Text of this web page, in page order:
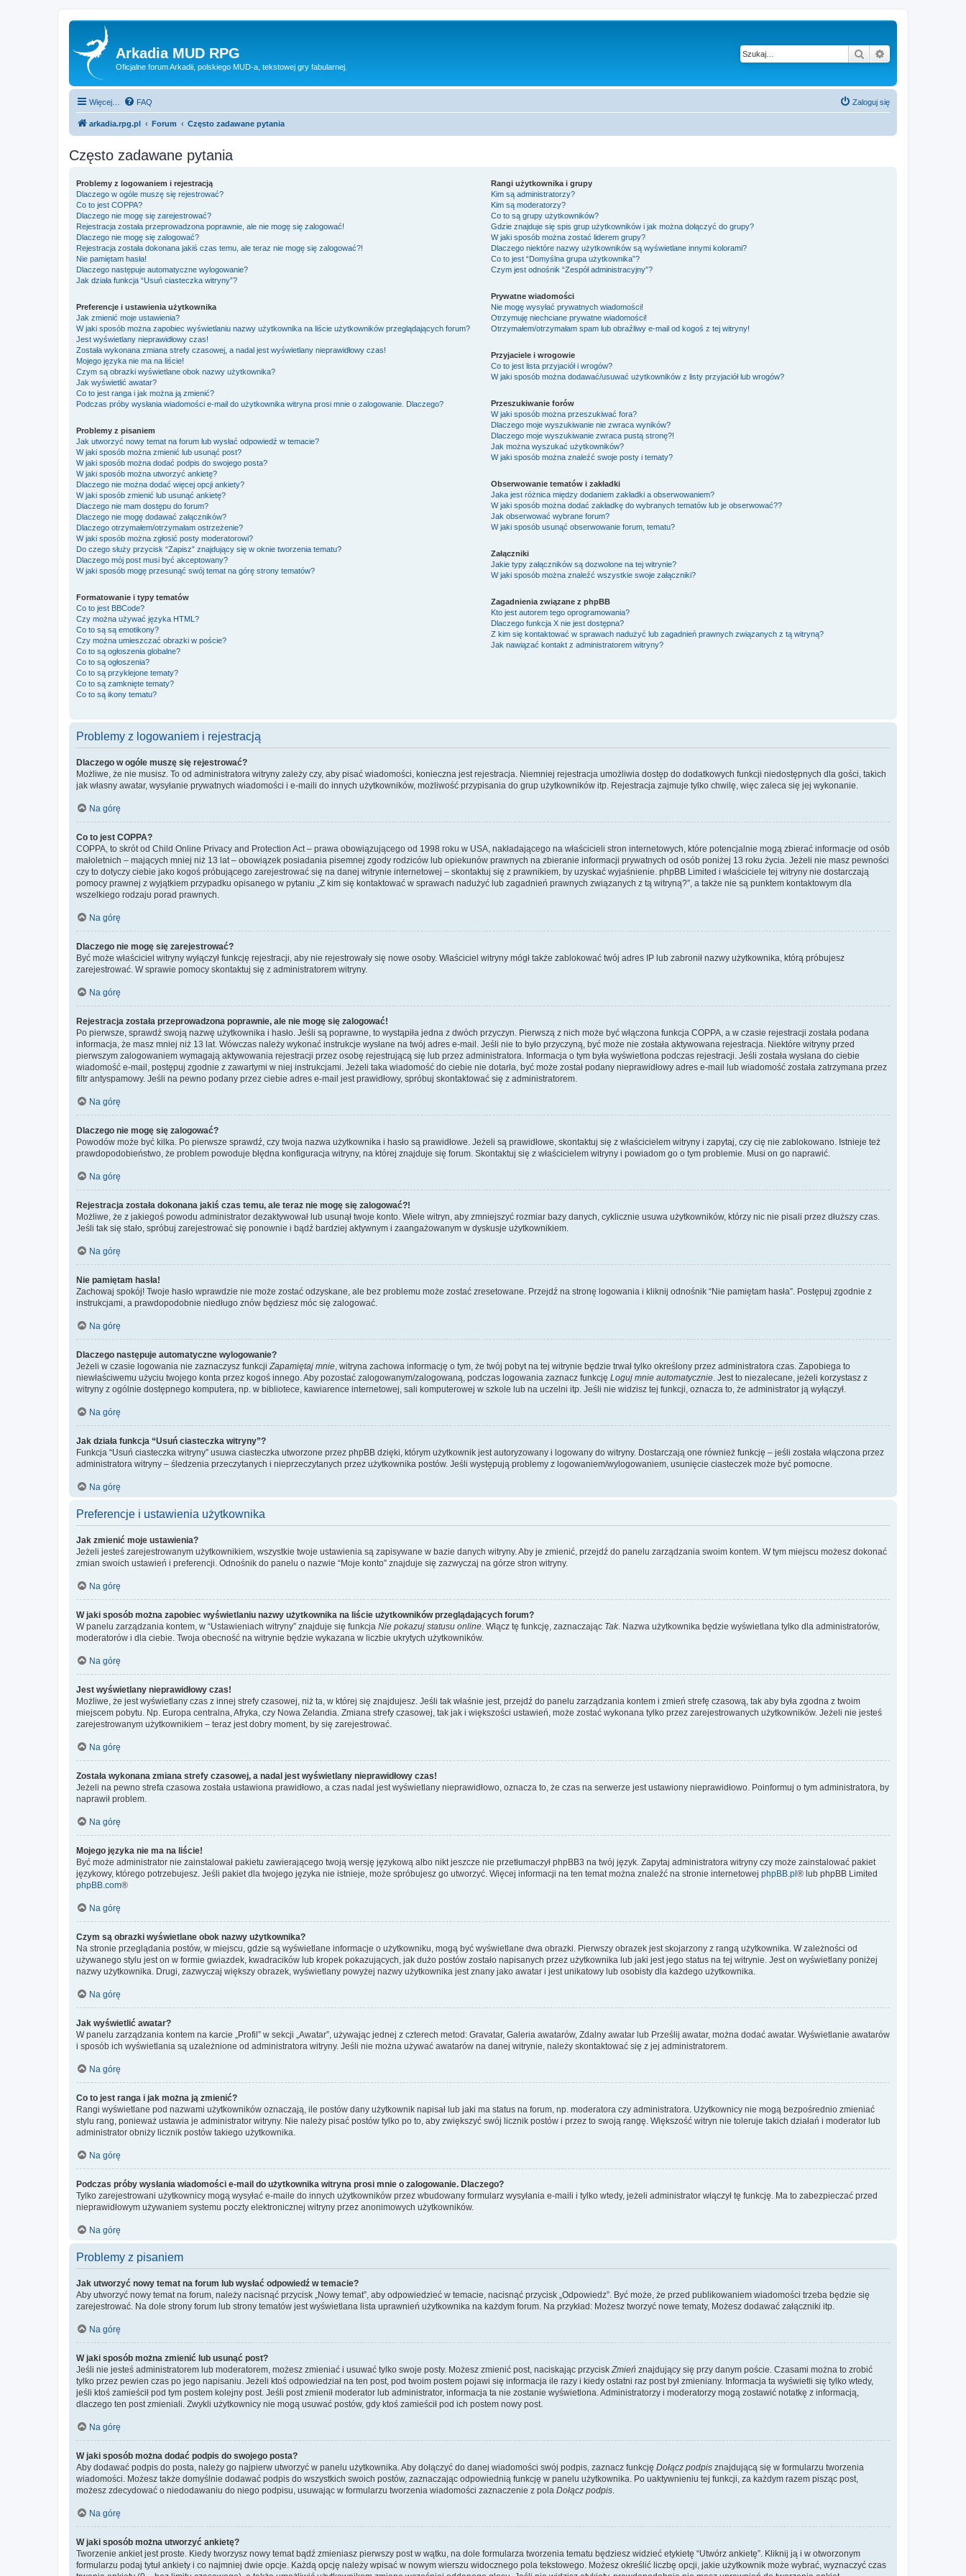
Arkadia MUD RPG
Oficjalne forum Arkadii, polskiego MUD-a, tekstowej gry fabularnej.
Szukaj
Więcej… FAQ Zaloguj się
arkadia.rpg.pl Forum Często zadawane pytania
Często zadawane pytania
Problemy z logowaniem i rejestracją
Dlaczego w ogóle muszę się rejestrować?
Co to jest COPPA?
Dlaczego nie mogę się zarejestrować?
Rejestracja została przeprowadzona poprawnie, ale nie mogę się zalogować!
Dlaczego nie mogę się zalogować?
Rejestracja została dokonana jakiś czas temu, ale teraz nie mogę się zalogować?!
Nie pamiętam hasła!
Dlaczego następuje automatyczne wylogowanie?
Jak działa funkcja “Usuń ciasteczka witryny”?
Preferencje i ustawienia użytkownika
Jak zmienić moje ustawienia?
W jaki sposób można zapobiec wyświetlaniu nazwy użytkownika na liście użytkowników przeglądających forum?
Jest wyświetlany nieprawidłowy czas!
Została wykonana zmiana strefy czasowej, a nadal jest wyświetlany nieprawidłowy czas!
Mojego języka nie ma na liście!
Czym są obrazki wyświetlane obok nazwy użytkownika?
Jak wyświetlić awatar?
Co to jest ranga i jak można ją zmienić?
Podczas próby wysłania wiadomości e-mail do użytkownika witryna prosi mnie o zalogowanie. Dlaczego?
Problemy z pisaniem
Jak utworzyć nowy temat na forum lub wysłać odpowiedź w temacie?
W jaki sposób można zmienić lub usunąć post?
W jaki sposób można dodać podpis do swojego posta?
W jaki sposób można utworzyć ankietę?
Dlaczego nie można dodać więcej opcji ankiety?
W jaki sposób zmienić lub usunąć ankietę?
Dlaczego nie mam dostępu do forum?
Dlaczego nie mogę dodawać załączników?
Dlaczego otrzymałem/otrzymałam ostrzeżenie?
W jaki sposób można zgłosić posty moderatorowi?
Do czego służy przycisk “Zapisz” znajdujący się w oknie tworzenia tematu?
Dlaczego mój post musi być akceptowany?
W jaki sposób mogę przesunąć swój temat na górę strony tematów?
Formatowanie i typy tematów
Co to jest BBCode?
Czy można używać języka HTML?
Co to są są emotikony?
Czy można umieszczać obrazki w poście?
Co to są ogłoszenia globalne?
Co to są ogłoszenia?
Co to są przyklejone tematy?
Co to są zamknięte tematy?
Co to są ikony tematu?
Rangi użytkownika i grupy
Kim są administratorzy?
Kim są moderatorzy?
Co to są grupy użytkowników?
Gdzie znajduje się spis grup użytkowników i jak można dołączyć do grupy?
W jaki sposób można zostać liderem grupy?
Dlaczego niektóre nazwy użytkowników są wyświetlane innymi kolorami?
Co to jest “Domyślna grupa użytkownika”?
Czym jest odnośnik “Zespół administracyjny”?
Prywatne wiadomości
Nie mogę wysyłać prywatnych wiadomości!
Otrzymuję niechciane prywatne wiadomości!
Otrzymałem/otrzymałam spam lub obraźliwy e-mail od kogoś z tej witryny!
Przyjaciele i wrogowie
Co to jest lista przyjaciół i wrogów?
W jaki sposób można dodawać/usuwać użytkowników z listy przyjaciół lub wrogów?
Przeszukiwanie forów
W jaki sposób można przeszukiwać fora?
Dlaczego moje wyszukiwanie nie zwraca wyników?
Dlaczego moje wyszukiwanie zwraca pustą stronę?!
Jak można wyszukać użytkowników?
W jaki sposób można znaleźć swoje posty i tematy?
Obserwowanie tematów i zakładki
Jaka jest różnica między dodaniem zakładki a obserwowaniem?
W jaki sposób można dodać zakładkę do wybranych tematów lub je obserwować??
Jak obserwować wybrane forum?
W jaki sposób usunąć obserwowanie forum, tematu?
Załączniki
Jakie typy załączników są dozwolone na tej witrynie?
W jaki sposób można znaleźć wszystkie swoje załączniki?
Zagadnienia związane z phpBB
Kto jest autorem tego oprogramowania?
Dlaczego funkcja X nie jest dostępna?
Z kim się kontaktować w sprawach nadużyć lub zagadnień prawnych związanych z tą witryną?
Jak nawiązać kontakt z administratorem witryny?
Problemy z logowaniem i rejestracją
Dlaczego w ogóle muszę się rejestrować?
Możliwe, że nie musisz. To od administratora witryny zależy czy, aby pisać wiadomości, konieczna jest rejestracja. Niemniej rejestracja umożliwia dostęp do dodatkowych funkcji niedostępnych dla gości, takich
jak własny awatar, wysyłanie prywatnych wiadomości i e-maili do innych użytkowników, możliwość przypisania do grup użytkowników itp. Rejestracja zajmuje tylko chwilę, więc zaleca się jej wykonanie.
Na górę
Co to jest COPPA?
COPPA, to skrót od Child Online Privacy and Protection Act – prawa obowiązującego od 1998 roku w USA, nakładającego na właścicieli stron internetowych, które potencjalnie mogą zbierać informacje od osób
małoletnich – mających mniej niż 13 lat – obowiązek posiadania pisemnej zgody rodziców lub opiekunów prawnych na zbieranie informacji prywatnych od osób poniżej 13 roku życia. Jeżeli nie masz pewności
czy to dotyczy ciebie jako kogoś próbującego zarejestrować się na danej witrynie internetowej – skontaktuj się z prawnikiem, by uzyskać wyjaśnienie. phpBB Limited i właściciele tej witryny nie dostarczają
pomocy prawnej z wyjątkiem przypadku opisanego w pytaniu „Z kim się kontaktować w sprawach nadużyć lub zagadnień prawnych związanych z tą witryną?”, a także nie są punktem kontaktowym dla
wszelkiego rodzaju porad prawnych.
Na górę
Dlaczego nie mogę się zarejestrować?
Być może właściciel witryny wyłączył funkcję rejestracji, aby nie rejestrowały się nowe osoby. Właściciel witryny mógł także zablokować twój adres IP lub zabronił nazwy użytkownika, którą próbujesz
zarejestrować. W sprawie pomocy skontaktuj się z administratorem witryny.
Na górę
Rejestracja została przeprowadzona poprawnie, ale nie mogę się zalogować!
Po pierwsze, sprawdź swoją nazwę użytkownika i hasło. Jeśli są poprawne, to wystąpiła jedna z dwóch przyczyn. Pierwszą z nich może być włączona funkcja COPPA, a w czasie rejestracji została podana
informacja, że masz mniej niż 13 lat. Wówczas należy wykonać instrukcje wysłane na twój adres e-mail. Jeśli nie to było przyczyną, być może nie została aktywowana rejestracja. Niektóre witryny przed
pierwszym zalogowaniem wymagają aktywowania rejestracji przez osobę rejestrującą się lub przez administratora. Informacja o tym była wyświetlona podczas rejestracji. Jeśli została wysłana do ciebie
wiadomość e-mail, postępuj zgodnie z zawartymi w niej instrukcjami. Jeżeli taka wiadomość do ciebie nie dotarła, być może został podany nieprawidłowy adres e-mail lub wiadomość została zatrzymana przez
filtr antyspamowy. Jeśli na pewno podany przez ciebie adres e-mail jest prawidłowy, spróbuj skontaktować się z administratorem.
Na górę
Dlaczego nie mogę się zalogować?
Powodów może być kilka. Po pierwsze sprawdź, czy twoja nazwa użytkownika i hasło są prawidłowe. Jeżeli są prawidłowe, skontaktuj się z właścicielem witryny i zapytaj, czy cię nie zablokowano. Istnieje też
prawdopodobieństwo, że problem powoduje błędna konfiguracja witryny, na której znajduje się forum. Skontaktuj się z właścicielem witryny i powiadom go o tym problemie. Musi on go naprawić.
Na górę
Rejestracja została dokonana jakiś czas temu, ale teraz nie mogę się zalogować?!
Możliwe, że z jakiegoś powodu administrator dezaktywował lub usunął twoje konto. Wiele witryn, aby zmniejszyć rozmiar bazy danych, cyklicznie usuwa użytkowników, którzy nic nie pisali przez dłuższy czas.
Jeśli tak się stało, spróbuj zarejestrować się ponownie i bądź bardziej aktywnym i zaangażowanym w dyskusje użytkownikiem.
Na górę
Nie pamiętam hasła!
Zachowaj spokój! Twoje hasło wprawdzie nie może zostać odzyskane, ale bez problemu może zostać zresetowane. Przejdź na stronę logowania i kliknij odnośnik “Nie pamiętam hasła”. Postępuj zgodnie z
instrukcjami, a prawdopodobnie niedługo znów będziesz móc się zalogować.
Na górę
Dlaczego następuje automatyczne wylogowanie?
Jeżeli w czasie logowania nie zaznaczysz funkcjiZapamiętaj mnie, witryna zachowa informację o tym, że twój pobyt na tej witrynie będzie trwał tylko określony przez administratora czas. Zapobiega to
niewłaściwemu użyciu twojego konta przez kogoś innego. Aby pozostać zalogowanym/zalogowaną, podczas logowania zaznacz funkcję Loguj mnie automatycznie. Jest to niezalecane, jeżeli korzystasz z
witryny z ogólnie dostępnego komputera, np. w bibliotece, kawiarence internetowej, sali komputerowej w szkole lub na uczelni itp. Jeśli nie widzisz tej funkcji, oznacza to, że administrator ją wyłączył.
Na górę
Jak działa funkcja “Usuń ciasteczka witryny”?
Funkcja “Usuń ciasteczka witryny” usuwa ciasteczka utworzone przez phpBB dzięki, którym użytkownik jest autoryzowany i logowany do witryny. Dostarczają one również funkcję – jeśli została włączona przez
administratora witryny – śledzenia przeczytanych i nieprzeczytanych przez użytkownika postów. Jeśli występują problemy z logowaniem/wylogowaniem, usunięcie ciasteczek może być pomocne.
Na górę
Preferencje i ustawienia użytkownika
Jak zmienić moje ustawienia?
Jeżeli jesteś zarejestrowanym użytkownikiem, wszystkie twoje ustawienia są zapisywane w bazie danych witryny. Aby je zmienić, przejdź do panelu zarządzania swoim kontem. W tym miejscu możesz dokonać
zmian swoich ustawień i preferencji. Odnośnik do panelu o nazwie “Moje konto” znajduje się zazwyczaj na górze stron witryny.
Na górę
W jaki sposób można zapobiec wyświetlaniu nazwy użytkownika na liście użytkowników przeglądających forum?
W panelu zarządzania kontem, w “Ustawieniach witryny” znajduje się funkcja Nie pokazuj statusu online. Włącz tę funkcję, zaznaczając Tak. Nazwa użytkownika będzie wyświetlana tylko dla administratorów,
moderatorów i dla ciebie. Twoja obecność na witrynie będzie wykazana w liczbie ukrytych użytkowników.
Na górę
Jest wyświetlany nieprawidłowy czas!
Możliwe, że jest wyświetlany czas z innej strefy czasowej, niż ta, w której się znajdujesz. Jeśli tak właśnie jest, przejdź do panelu zarządzania kontem i zmień strefę czasową, tak aby była zgodna z twoim
miejscem pobytu. Np. Europa centralna, Afryka, czy Nowa Zelandia. Zmiana strefy czasowej, tak jak i większości ustawień, może zostać wykonana tylko przez zarejestrowanych użytkowników. Jeżeli nie jesteś
zarejestrowanym użytkownikiem – teraz jest dobry moment, by się zarejestrować.
Na górę
Została wykonana zmiana strefy czasowej, a nadal jest wyświetlany nieprawidłowy czas!
Jeżeli na pewno strefa czasowa została ustawiona prawidłowo, a czas nadal jest wyświetlany nieprawidłowo, oznacza to, że czas na serwerze jest ustawiony nieprawidłowo. Poinformuj o tym administratora, by
naprawił problem.
Na górę
Mojego języka nie ma na liście!
Być może administrator nie zainstalował pakietu zawierającego twoją wersję językową albo nikt jeszcze nie przetłumaczył phpBB3 na twój język. Zapytaj administratora witryny czy może zainstalować pakiet
językowy, którego potrzebujesz. Jeśli pakiet dla twojego języka nie istnieje, może spróbujesz go utworzyć. Więcej informacji na ten temat można znaleźć na stronie internetowej phpBB.pl ® lub phpBB Limited
phpBB.com®
Na górę
Czym są obrazki wyświetlane obok nazwy użytkownika?
Na stronie przeglądania postów, w miejscu, gdzie są wyświetlane informacje o użytkowniku, mogą być wyświetlane dwa obrazki. Pierwszy obrazek jest skojarzony z rangą użytkownika. W zależności od
używanego stylu jest on w formie gwiazdek, kwadracików lub kropek pokazujących, jak dużo postów zostało napisanych przez użytkownika lub jaki jest jego status na tej witrynie. Jest on wyświetlany poniżej
nazwy użytkownika. Drugi, zazwyczaj większy obrazek, wyświetlany powyżej nazwy użytkownika jest znany jako awatar i jest unikatowy lub osobisty dla każdego użytkownika.
Na górę
Jak wyświetlić awatar?
W panelu zarządzania kontem na karcie „Profil” w sekcji „Awatar”, używając jednej z czterech metod: Gravatar, Galeria awatarów, Zdalny awatar lub Prześlij awatar, można dodać awatar. Wyświetlanie awatarów
i sposób ich wyświetlania są uzależnione od administratora witryny. Jeśli nie można używać awatarów na danej witrynie, należy skontaktować się z jej administratorem.
Na górę
Co to jest ranga i jak można ją zmienić?
Rangi wyświetlane pod nazwami użytkowników oznaczają, ile postów dany użytkownik napisał lub jaki ma status na forum, np. moderatora czy administratora. Użytkownicy nie mogą bezpośrednio zmieniać
stylu rang, ponieważ ustawia je administrator witryny. Nie należy pisać postów tylko po to, aby zwiększyć swój licznik postów i przez to swoją rangę. Większość witryn nie toleruje takich działań i moderator lub
administrator obniży licznik postów takiego użytkownika.
Na górę
Podczas próby wysłania wiadomości e-mail do użytkownika witryna prosi mnie o zalogowanie. Dlaczego?
Tylko zarejestrowani użytkownicy mogą wysyłać e-maile do innych użytkowników przez wbudowany formularz wysyłania e-maili i tylko wtedy, jeżeli administrator włączył tę funkcję. Ma to zabezpieczać przed
nieprawidłowym używaniem systemu poczty elektronicznej witryny przez anonimowych użytkowników.
Na górę
Problemy z pisaniem
Jak utworzyć nowy temat na forum lub wysłać odpowiedź w temacie?
Aby utworzyć nowy temat na forum, należy nacisnąć przycisk „Nowy temat”, aby odpowiedzieć w temacie, nacisnąć przycisk „Odpowiedz”. Być może, że przed publikowaniem wiadomości trzeba będzie się
zarejestrować. Na dole strony forum lub strony tematów jest wyświetlana lista uprawnień użytkownika na każdym forum. Na przykład: Możesz tworzyć nowe tematy, Możesz dodawać załączniki itp.
Na górę
W jaki sposób można zmienić lub usunąć post?
Jeśli nie jesteś administratorem lub moderatorem, możesz zmieniać i usuwać tylko swoje posty. Możesz zmienić post, naciskając przyciskZmień znajdujący się przy danym poście. Czasami można to zrobić
tylko przez pewien czas po jego napisaniu. Jeżeli ktoś odpowiedział na ten post, pod twoim postem pojawi się informacja ile razy i kiedy ostatni raz post był zmieniany. Informacja ta wyświetli się tylko wtedy,
jeśli ktoś zamieścił pod tym postem kolejny post. Jeśli post zmienił moderator lub administrator, informacja ta nie zostanie wyświetlona. Administratorzy i moderatorzy mogą zostawić notatkę z informacją,
dlaczego ten post zmieniali. Zwykli użytkownicy nie mogą usuwać postów, gdy ktoś zamieścił pod ich postem nowy post.
Na górę
W jaki sposób można dodać podpis do swojego posta?
Aby dodawać podpis do posta, należy go najpierw utworzyć w panelu użytkownika. Aby dołączyć do danej wiadomości swój podpis, zaznacz funkcję Dołącz podpis znajdującą się w formularzu tworzenia
wiadomości. Możesz także domyślnie dodawać podpis do wszystkich swoich postów, zaznaczając odpowiednią funkcję w panelu użytkownika. Po uaktywnieniu tej funkcji, za każdym razem pisząc post,
możesz zdecydować o niedodawaniu do niego podpisu, usuwając w formularzu tworzenia wiadomości zaznaczenie z pola Dołącz podpis.
Na górę
W jaki sposób można utworzyć ankietę?
Tworzenie ankiet jest proste. Kiedy tworzysz nowy temat bądź zmieniasz pierwszy post w wątku, na dole formularza tworzenia tematu będziesz widzieć etykietę “Utwórz ankietę”. Kliknij ją i w otworzonym
formularzu podaj tytuł ankiety i co najmniej dwie opcje. Każdą opcję należy wpisać w nowym wierszu widocznego pola tekstowego. Możesz określić liczbę opcji, jakie użytkownik może wybrać, wyznaczyć czas